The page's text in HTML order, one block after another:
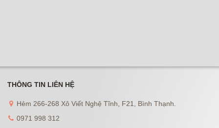
THÔNG TIN LIÊN HỆ
Hẻm 266-268 Xô Viết Nghệ Tĩnh, F21, Bình Thạnh.
0971 998 312